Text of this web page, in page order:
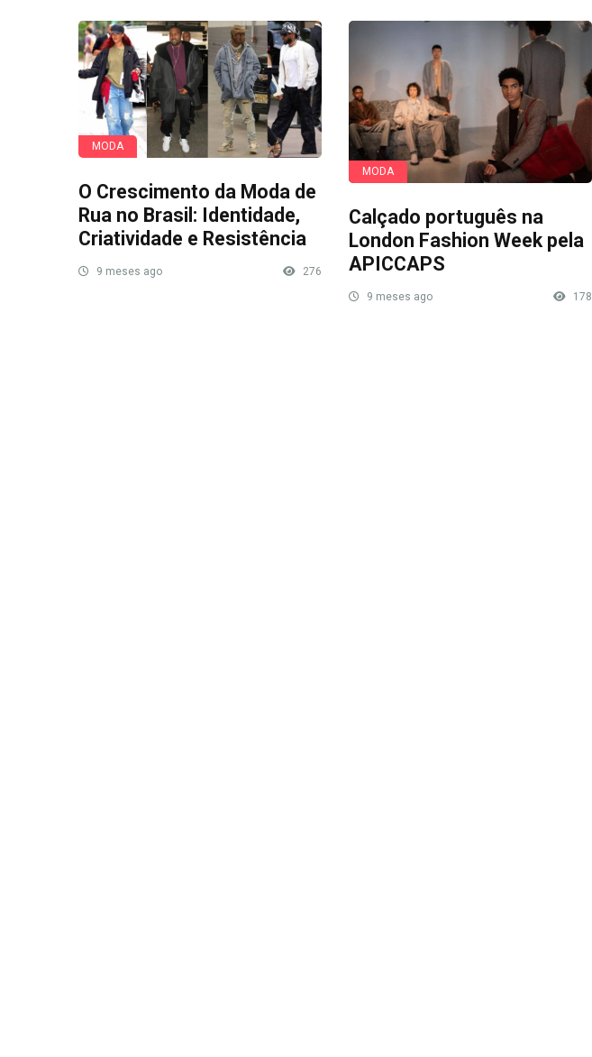
MODA
O Crescimento da Moda de
Rua no Brasil: Identidade,
Criatividade e Resistência
9 meses ago 276
MODA
Calçado português na
London Fashion Week pela
APICCAPS
9 meses ago
178